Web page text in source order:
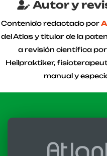
Autor y
Contenido redactado por
del Atlas y titular de la
a revisión científica por
Heilpraktiker,
manual y